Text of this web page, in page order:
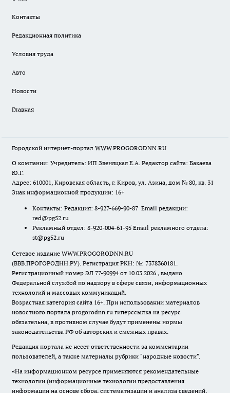
Контакты
Редакционная политика
Условия труда
Авто
Новости
Главная
Городской интернет-портал WWW.PROGORODNN.RU
О компании: Учредитель: ИП Звеняцкая Е.А. Редактор сайта: Бакаева
Ю.Г.
Адрес: 610001, Кировская область, г. Киров, ул. Азина, дом № 80, кв. 31
Знак информационной продукции: 16+
Контакты: Редакция: 8-927-669-90-87 Email редакции:
red@pg52.ru
Рекламный отдел: 8-920-004-61-95 Email рекламного отдела:
st@pg52.ru
Сетевое издание WWW.PROGORODNN.RU
(ВВВ.ПРОГОРОДНН.РУ). Регистрация РКН: №: 7378360181.
Регистрационный номер ЭЛ 77-90994 от 10.03.2026., выдано
Федеральной службой по надзору в сфере связи, информационных
технологий и массовых коммуникаций.
Возрастная категория сайта 16+. При использовании материалов
новостного портала progorodnn.ru гиперссылка на ресурс
обязательна, в противном случае будут применены нормы
законодательства РФ об авторских и смежных правах.
Редакция портала не несет ответственности за комментарии
пользователей, а также материалы рубрики "народные новости".
«На информационном ресурсе применяются рекомендательные
технологии (информационные технологии предоставления
информации на основе сбора, систематизации и анализа сведений,